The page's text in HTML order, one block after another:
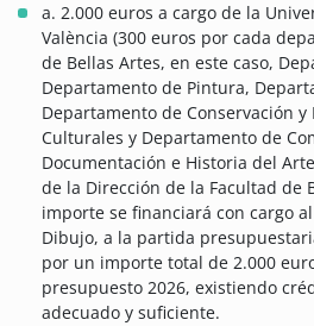
a. 2.000 euros a cargo de la
València (300 euros por cada
de Bellas Artes, en este caso,
Departamento de Pintura,
Departamento de Conservación
Culturales y Departamento de
Documentación e Historia del
de la Dirección de la Facultad de
importe se financiará con cargo
Dibujo, a la partida
por un importe total de 2.000
presupuesto 2026, existiendo
adecuado y suficiente.